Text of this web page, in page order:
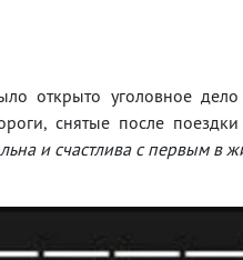
открыто уголовное дело
снятые после
и счастлива с первым в